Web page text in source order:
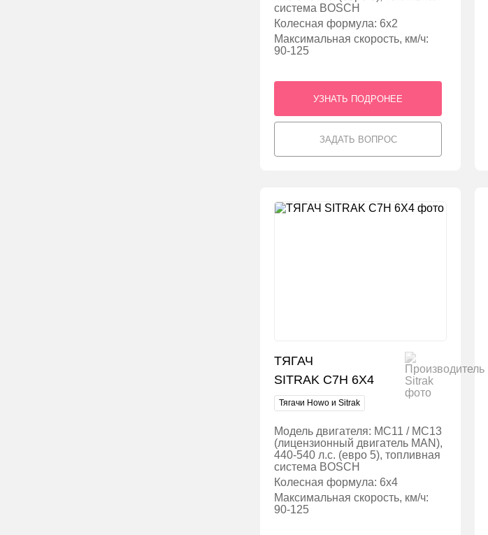
система BOSCH
Колесная формула: 6х2
Максимальная скорость, км/ч:
90-125
УЗНАТЬ ПОДРОНЕЕ
ЗАДАТЬ ВОПРОС
ТЯГАЧ
SITRAK C7H 6X4
Тягачи Howo и Sitrak
Модель двигателя: MC11 / MC13
(лицензионный двигатель MAN),
440-540 л.с. (евро 5), топливная
система BOSCH
Колесная формула: 6х4
Максимальная скорость, км/ч:
90-125